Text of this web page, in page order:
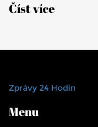
rostoucí hrozby ze
Číst více
Zprávy 24 Hodin
Menu